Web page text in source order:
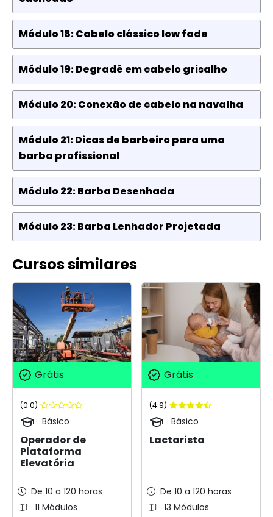
Módulo 18: Cabelo clássico low fade
Módulo 19: Degradê em cabelo grisalho
Módulo 20: Conexão de cabelo na navalha
Módulo 21: Dicas de barbeiro para uma
barba profissional
Módulo 22: Barba Desenhada
Módulo 23: Barba Lenhador Projetada
Cursos similares
Grátis
(0.0)
Básico
Operador de
Plataforma
Elevatória
De 10 a 120 horas
11 Módulos
Grátis
(4.9)
Básico
Lactarista
De 10 a 120 horas
13 Módulos